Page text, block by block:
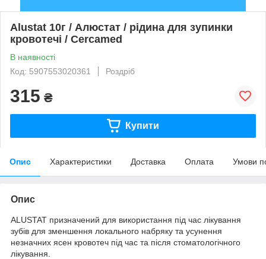
Alustat 10г / Алюстат / рідина для зупинки
кровотечі / Cercamed
В наявності
Код: 5907553020361
Роздріб
315 ₴
Купити
Опис Характеристики Доставка Оплата Умови
Опис
ALUSTAT призначений для використання під час лікування
зубів для зменшення локального набряку та усунення
незначних ясен кровотеч під час та після стоматологічного
лікування.